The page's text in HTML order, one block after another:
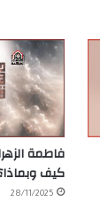
فاطمة
كيف
28/11/2025